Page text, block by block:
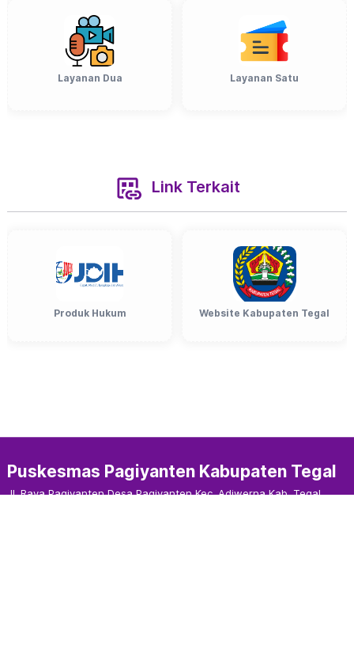
Layanan Dua Layanan Satu
Link Terkait
Produk Hukum Website Kabupaten Tegal
Puskesmas Pagiyanten Kabupaten Tegal
Jl. Raya Pagiyanten Desa Pagiyanten Kec. Adiwerna Kab. Tegal